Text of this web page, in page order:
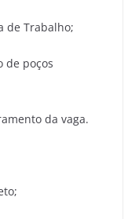
de Trabalho;
de poços
da vaga.